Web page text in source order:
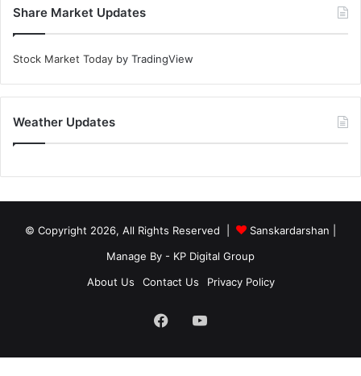
Share Market Updates
Stock Market Today by TradingView
Weather Updates
© Copyright 2026, All Rights Reserved | Sanskardarshan
Manage By - KP Digital Group
About Us
Contact Us Privacy Policy
FacebookYouTube